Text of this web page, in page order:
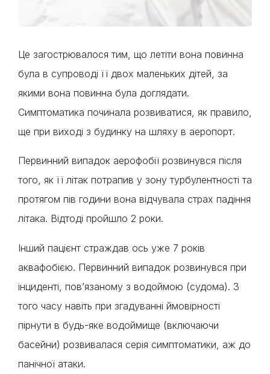
Це загострювалося тим, що летіти вона повинна
була в супроводі її двох маленьких дітей, за
якими вона повинна була доглядати.
Симптоматика починала розвиватися, як правило,
ще при виході з будинку на шляху в аеропорт.
Первинний випадок аерофобії розвинувся після
того, як її літак потрапив у зону турбулентності та
протягом пів години вона відчувала страх падіння
літака. Відтоді пройшло 2 роки.
Інший пацієнт страждав ось уже 7 років
аквафобією. Первинний випадок розвинувся при
інциденті, пов’язаному з водоймою (судома). З
того часу навіть при згадуванні ймовірності
пірнути в будь-яке водоймище (включаючи
басейни) розвивалася серія симптоматики, аж до
панічної атаки.